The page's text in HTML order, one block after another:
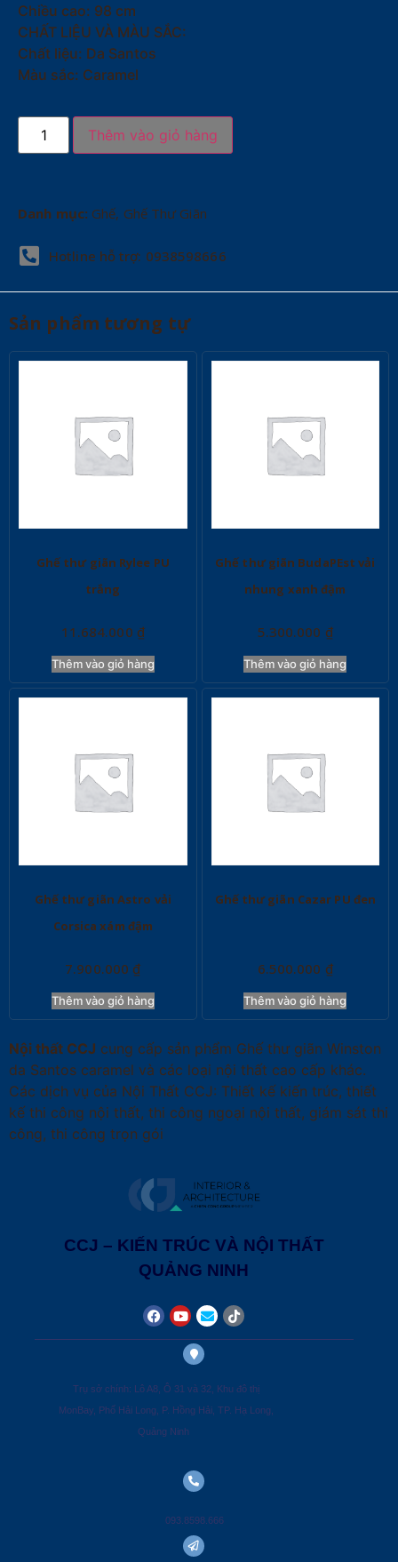
Chiều cao: 98 cm
CHẤT LIỆU VÀ MÀU SẮC:
Chất liệu: Da Santos
Màu sắc: Caramel
Thêm vào giỏ hàng
Danh mục: Ghế, Ghế Thư Giãn
Hotline hỗ trợ: 0938598666
Sản phẩm tương tự
Ghế thư giãn Rylee PU
trắng
11.684.000 ₫
Thêm vào giỏ hàng
Ghế thư giãn BudaPEst vải
nhung xanh đậm
5.300.000 ₫
Thêm vào giỏ hàng
Ghế thư giãn Astro vải
Corsica xám đậm
7.900.000 ₫
Thêm vào giỏ hàng
Ghế thư giãn Cazar PU đen
6.500.000 ₫
Thêm vào giỏ hàng
Nội thất CCJ cung cấp sản phẩm Ghế thư giãn Winston
da Santos caramel và các loại nội thất cao cấp khác.
Các dịch vụ của Nội Thất CCJ: Thiết kế kiến trúc, thiết
kế thi công nội thất, thi công ngoại nội thất, giám sát thi
công, thi công trọn gói
CCJ – KIẾN TRÚC VÀ NỘI THẤT
QUẢNG NINH
Trụ sở chính: Lô A8, Ô 31 và 32, Khu đô thị
MonBay, Phố Hải Long, P. Hồng Hải, TP. Hạ Long,
Quảng Ninh
093.8598.666